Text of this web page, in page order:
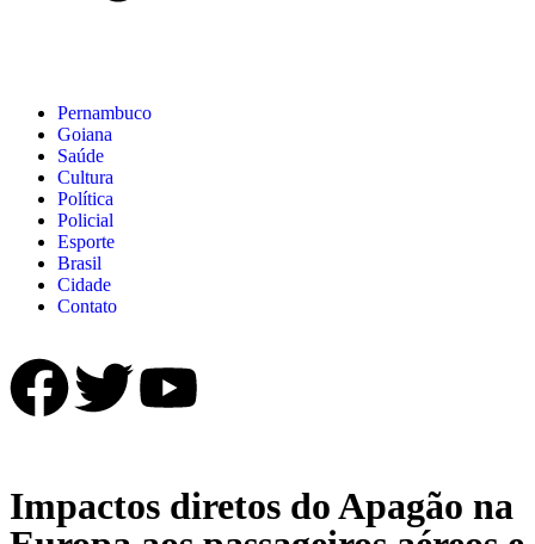
Pernambuco
Goiana
Saúde
Cultura
Política
Policial
Esporte
Brasil
Cidade
Contato
Impactos diretos do Apagão na